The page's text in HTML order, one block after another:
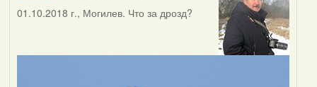
01.10.2018 г., Могилев. Что за дрозд?